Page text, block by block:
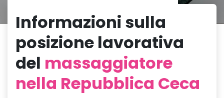
Informazioni sulla
posizione lavorativa
del massaggiatore
nella Repubblica Ceca